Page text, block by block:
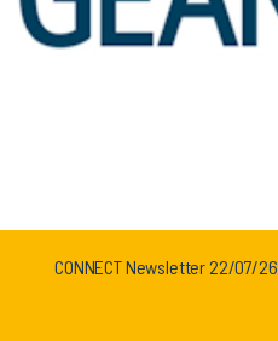
CONNECT Newsletter 22/07/26